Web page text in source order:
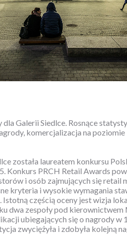
dla Galerii Siedlce. Rosnące
komercjalizacja na poziomie
została laureatem konkursu
Konkurs PRCH Retail Awards
i osób zajmujących się retail
kryteria i wysokie wymagania
częścią oceny jest wizja
dwa zespoły pod
ubiegających się o nagrody w
zwyciężyła i zdobyła kolejną